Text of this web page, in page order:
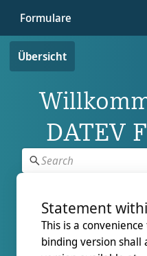
Formulare
Übersicht
DATEV
Statement
business in
DATEV
This is a
binding version shall